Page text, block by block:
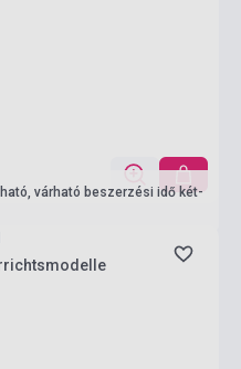
várható beszerzési idő két-